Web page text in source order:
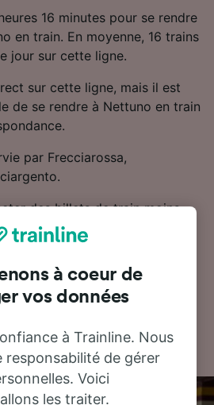
16 minutes pour se rendre
en train. En moyenne, 16 trains
jour sur cette ligne.
sur cette ligne, mais il est
de se rendre à Nettuno en train
par Frecciarossa,
des billets de train moins
de réserver à
est l'endroit idéal pour
billets et les tarifs les moins
à coeur de
vos données
à Trainline. Nous
responsabilité de gérer
Voici
les traiter.